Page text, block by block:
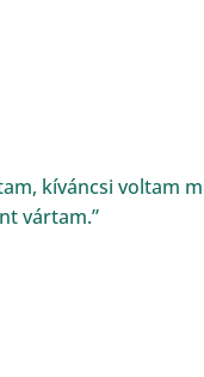
kíváncsi voltam
vártam.”